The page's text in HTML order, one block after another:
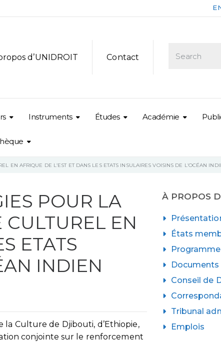
d’UNIDROIT Contact
Instruments Études Académie
EN AFRIQUE DE L’EST ET DANS LES ETATS INSULAIRES VOISINS DE L’OCÉAN
POUR LA
EN
ETATS
INDIEN
la Culture de Djibouti, d’Ethiopie,
conjointe sur le renforcement
À PROPOS
États
Conseil de
Tribunal
Emplois